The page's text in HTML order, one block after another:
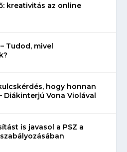
kreativitás az online
Tudod, mivel
hogy honnan
Diákinterjú Vona Violával
is javasol a PSZ a